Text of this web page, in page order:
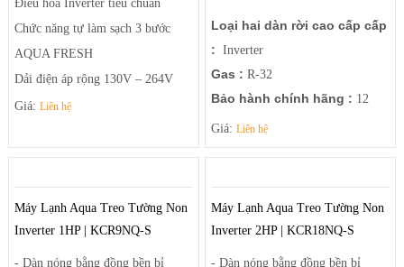
Điều hòa Inverter tiêu chuẩn
Chức năng tự làm sạch 3 bước
AQUA FRESH
Dải điện áp rộng 130V – 264V
Dễ chịu với sai số nhiệt độ +-0.1
Dàn nóng bằng đồng bền bỉ
minh
Hướng Dẫn sữ dụng:
Xem tại đây
Giá:Liên hệ
Loại hai dàn rời cao cấp cấp
: Inverter
Gas : R-32
Bảo hành chính hãng : 12
tháng
Thương hiệu: Nhật Bản
Giá: Liên hệ
Máy Lạnh Aqua Treo Tường Non
Inverter 1HP | KCR9NQ-S
- Dàn nóng bằng đồng bền bỉ
Máy Lạnh Aqua Treo Tường Non
Inverter 2HP | KCR18NQ-S
- Dàn nóng bằng đồng bền bỉ